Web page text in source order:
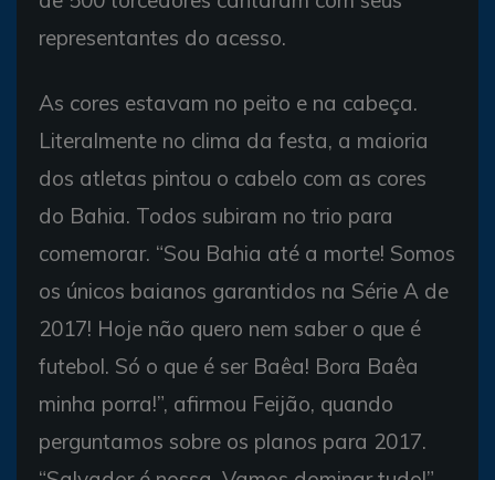
representantes do acesso.
As cores estavam no peito e na cabeça.
Literalmente no clima da festa, a maioria
dos atletas pintou o cabelo com as cores
do Bahia. Todos subiram no trio para
comemorar. “Sou Bahia até a morte! Somos
os únicos baianos garantidos na Série A de
2017! Hoje não quero nem saber o que é
futebol. Só o que é ser Baêa! Bora Baêa
minha porra!”, afirmou Feijão, quando
perguntamos sobre os planos para 2017.